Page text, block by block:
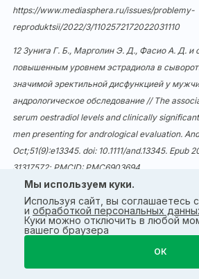
https://www.mediasphera.ru/issues/problemy-
reproduktsii/2022/3/1102572172022031110
12 Зунига Г. Б., Марголин Э. Д., Фасио А. Д. и
повышенным уровнем эстрадиола в
значимой эректильной дисфункцией у
андрологическое обследование // The
serum oestradiol levels and clinically
men presenting for andrological evaluation.
Oct;51(9):e13345. doi: 10.1111/and.13345. Epub
31317572; PMCID: PMC6903694.
13 Инструкция по применению
медицинского применения Эффекс
ЛП-004200.
Мы используем куки.
Используя сайт, вы соглашаетесь с
и обработкой персональных
Куки можно отключить в любой
вашего браузера
ОК